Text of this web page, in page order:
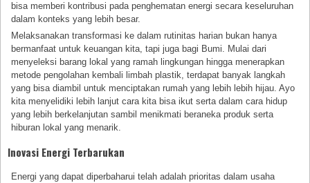
bisa memberi kontribusi pada penghematan energi secara keseluruhan
dalam konteks yang lebih besar.
Melaksanakan transformasi ke dalam rutinitas harian bukan hanya
bermanfaat untuk keuangan kita, tapi juga bagi Bumi. Mulai dari
menyeleksi barang lokal yang ramah lingkungan hingga menerapkan
metode pengolahan kembali limbah plastik, terdapat banyak langkah
yang bisa diambil untuk menciptakan rumah yang lebih lebih hijau. Ayo
kita menyelidiki lebih lanjut cara kita bisa ikut serta dalam cara hidup
yang lebih berkelanjutan sambil menikmati beraneka produk serta
hiburan lokal yang menarik.
Inovasi Energi Terbarukan
Energi yang dapat diperbaharui telah adalah prioritas dalam usaha